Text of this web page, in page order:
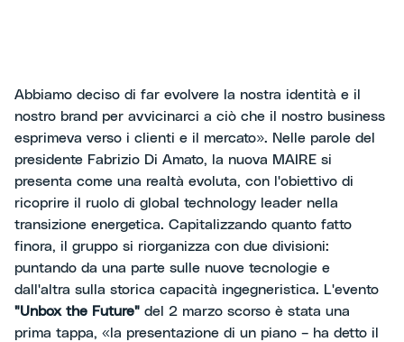
Abbiamo deciso di far evolvere la nostra identità e il
nostro brand per avvicinarci a ciò che il nostro business
esprimeva verso i clienti e il mercato». Nelle parole del
presidente Fabrizio Di Amato, la nuova MAIRE si
presenta come una realtà evoluta, con l'obiettivo di
ricoprire il ruolo di global technology leader nella
transizione energetica. Capitalizzando quanto fatto
finora, il gruppo si riorganizza con due divisioni:
puntando da una parte sulle nuove tecnologie e
dall'altra sulla storica capacità ingegneristica. L'evento
"Unbox the Future" del 2 marzo scorso è stata una
prima tappa, «la presentazione di un piano – ha detto il